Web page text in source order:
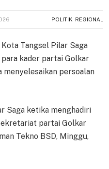
POLITIK REGIONAL
Kota Tangsel Pilar Saga
kader partai Golkar
menyelesaikan persoalan
Saga ketika menghadiri
partai Golkar
Tekno BSD, Minggu,